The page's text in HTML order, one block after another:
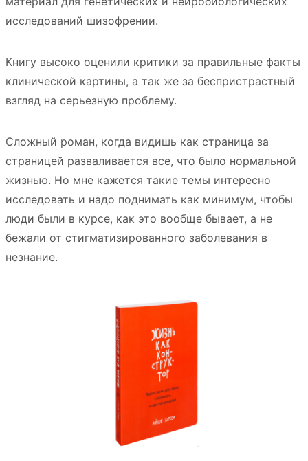
исследований шизофрении.
Книгу высоко оценили критики за правильные факты
клинической картины, а так же за беспристрастный
взгляд на серьезную проблему.
Сложный роман, когда видишь как страница за
страницей разваливается все, что было нормальной
жизнью. Но мне кажется такие темы интересно
исследовать и надо поднимать как минимум, чтобы
люди были в курсе, как это вообще бывает, а не
бежали от стигматизированного заболевания в
незнание.